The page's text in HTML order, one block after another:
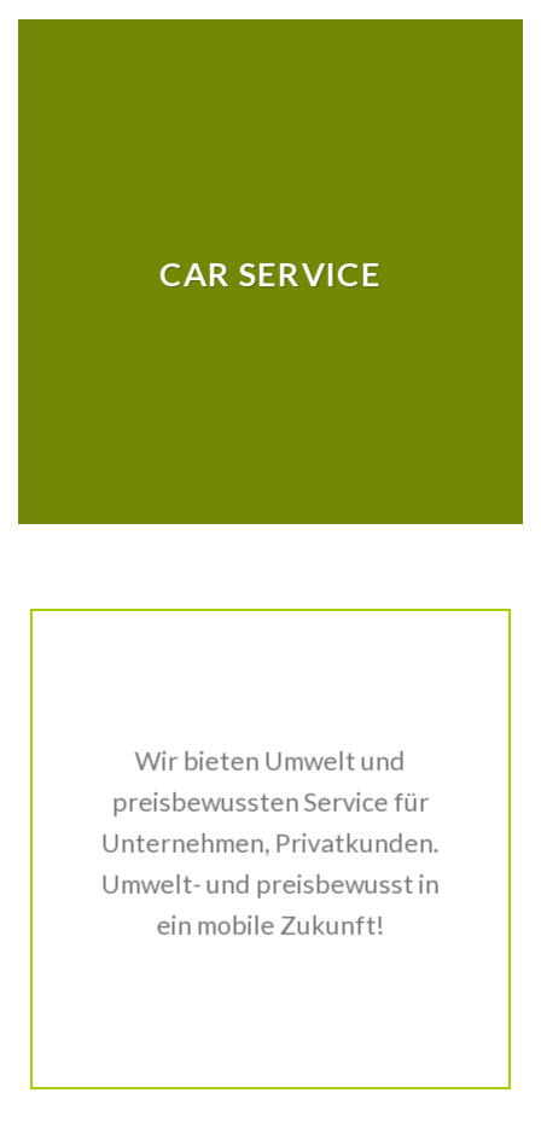
CAR SERVICE
Wir bieten Umwelt und
preisbewussten Service für
Unternehmen, Privatkunden.
Umwelt- und preisbewusst in
ein mobile Zukunft!